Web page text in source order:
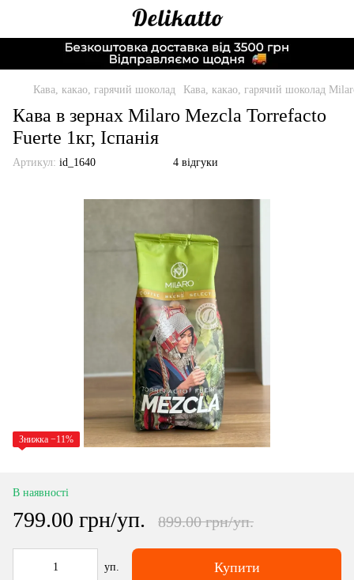
Кава, какао, гарячий шоколад Кава, какао, гарячий шоколад
Кава в зернах Milaro Mezcla Torrefacto
Fuerte 1кг, Іспанія
Артикул: id_1640 4 відгуки
Знижка −11%
В наявності
799.00 грн/уп. 899.00 грн/уп.
уп. Купити